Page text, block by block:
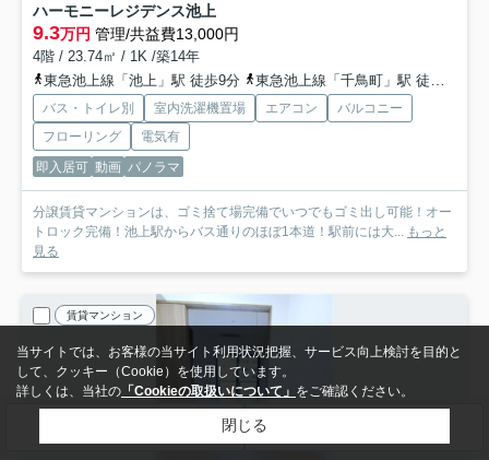
ハーモニーレジデンス池上
9.3万円 管理/共益費13,000円
4階 / 23.74㎡ / 1K /築14年
東急池上線「池上」駅 徒歩9分
東急池上線「千鳥町」駅 徒歩13分
バス・トイレ別 室内洗濯機置場 エアコン
バルコニー
フローリング
電気有
即入居可 動画 パノラマ
分譲賃貸マンションは、ゴミ捨て場完備でいつでもゴミ出し可能！オー
トロック完備！池上駅からバス通りのほぼ1本道！駅前には大... もっと
見る
賃貸マンション
当サイトでは、お客様の当サイト利用状況把握、サービス向上検討を目的と
して、クッキー（Cookie）を使用しています。
詳しくは、当社の 「Cookieの取扱いについて」 をご確認ください。
閉じる